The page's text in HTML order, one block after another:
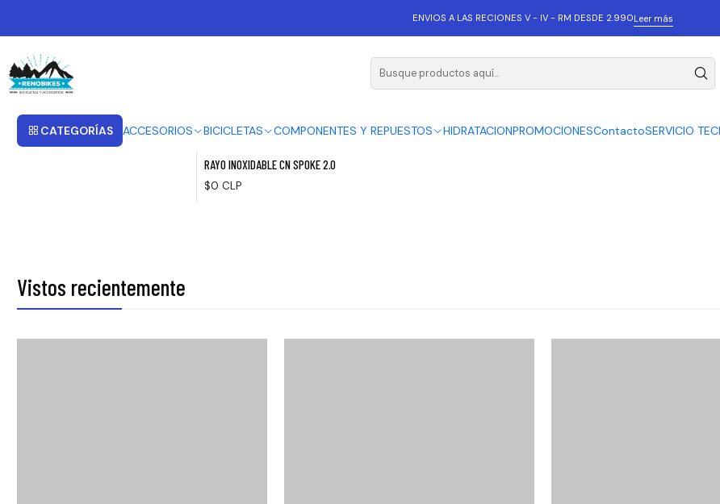
CATEGORÍAS ACCESORIOS BICICLETAS COMPONENTES Y REPUESTOS HIDRATACIONPROMOCIONESContactoSERVICIO
ENVIOS A LAS RECIONES V - IV - RM DESDE 2.990Leer más
RAYOS Y NIPLES
RAYO INOXIDABLE CN SPOKE 2.0
$0 CLP
Vistos recientemente